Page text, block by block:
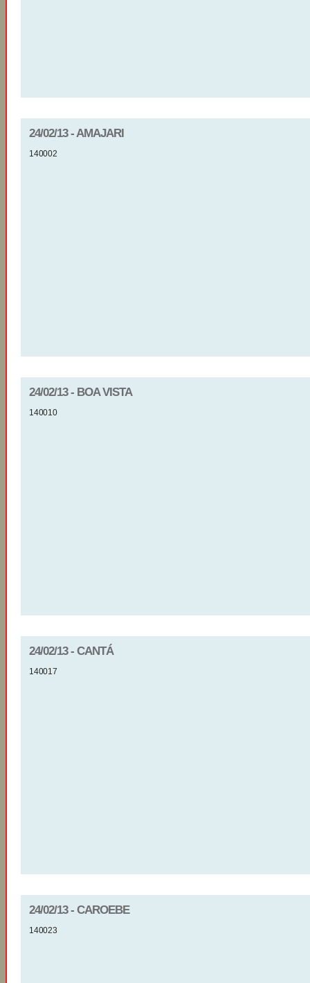
24/02/13 - AMAJARI
140002
24/02/13 - BOA VISTA
140010
24/02/13 - CANTÁ
140017
24/02/13 - CAROEBE
140023